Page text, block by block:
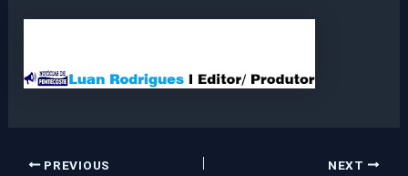
PREVIOUS NEXT